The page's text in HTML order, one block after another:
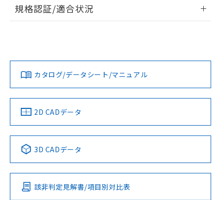
ログイン/会員登録
ダウンロードデータをご利用いただく前に、以下を必ずお読
みください。
ソフトウェアの使用条件
EU RoHS 注意事項・凡例
対応済み
中国 RoHS 注意事項・凡例
Pb Hg Cd Cr(VI)
O
規格認証/適合状況
LR型式承認
（イギリス
船舶規格）
DNV型式承認
（ノルウェー
BV型式承認
（フランス
KR型式
（韓国
No No No No
この製品の規格認証/適合状況ページへ
その他の認証はこちらのページからご検索ください
カタログ/データシート/マニュアル
2D CADデータ
3D CADデータ
該非判定見解書/項目別対比表